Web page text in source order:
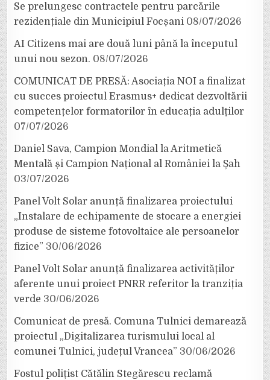
Se prelungesc contractele pentru parcările
rezidențiale din Municipiul Focșani 08/07/2026
AI Citizens mai are două luni până la începutul
unui nou sezon. 08/07/2026
COMUNICAT DE PRESĂ: Asociația NOI a finalizat
cu succes proiectul Erasmus+ dedicat dezvoltării
competențelor formatorilor în educația adulților
07/07/2026
Daniel Sava, Campion Mondial la Aritmetică
Mentală și Campion Național al României la Șah
03/07/2026
Panel Volt Solar anunță finalizarea proiectului
„Instalare de echipamente de stocare a energiei
produse de sisteme fotovoltaice ale persoanelor
fizice” 30/06/2026
Panel Volt Solar anunță finalizarea activităților
aferente unui proiect PNRR referitor la tranziția
verde 30/06/2026
Comunicat de presă. Comuna Tulnici demarează
proiectul „Digitalizarea turismului local al
comunei Tulnici, județul Vrancea” 30/06/2026
Fostul polițist Cătălin Stegărescu reclamă